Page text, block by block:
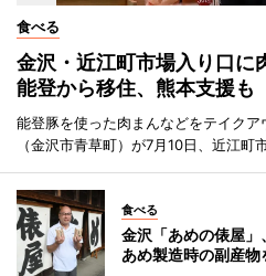
食べる
金沢・近江町市場入り口
能登から移住、熊本支援も
能登豚を使った肉まんなどをテイクア
（金沢市青草町）が7月10日、近江町
食べる
金沢「あめの俵屋
あめ製造時の副産物